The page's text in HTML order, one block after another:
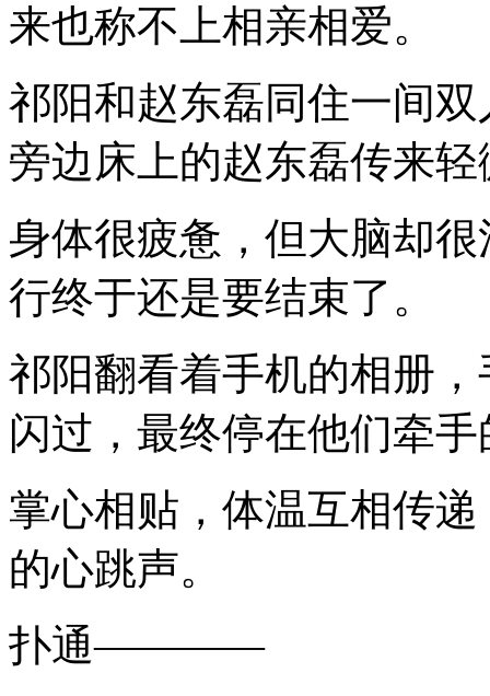
来也称不上相亲相爱。
祁阳和赵东磊同住一间
旁边床上的赵东磊传来
身体很疲惫，但大脑却
行终于还是要结束了。
祁阳翻看着手机的相册
闪过，最终停在他们牵
掌心相贴，体温互相传
的心跳声。
扑通————